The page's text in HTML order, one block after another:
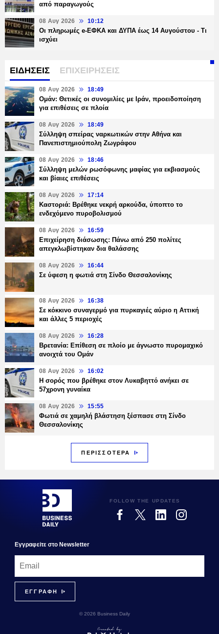
από παραγωγούς
08 Αυγ 2026 10:12
Οι πληρωμές e-ΕΦΚΑ και ΔΥΠΑ έως 14 Αυγούστου - Τι
ισχύει
ΕΙΔΗΣΕΙΣ ΕΠΙΧΕΙΡΗΣΕΙΣ
08 Αυγ 2026 18:49
Ομάν: Θετικές οι συνομιλίες με Ιράν, προειδοποίηση
για επιθέσεις σε πλοία
08 Αυγ 2026 18:49
Σύλληψη σπείρας ναρκωτικών στην Αθήνα και
Πανεπιστημιούπολη Ζωγράφου
08 Αυγ 2026 18:46
Σύλληψη μελών ρωσόφωνης μαφίας για εκβιασμούς
και βίαιες επιθέσεις
08 Αυγ 2026 17:14
Καστοριά: Βρέθηκε νεκρή αρκούδα, ύποπτο το
ενδεχόμενο πυροβολισμού
08 Αυγ 2026 16:59
Επιχείρηση διάσωσης: Πάνω από 250 πολίτες
απεγκλωβίστηκαν δια θαλάσσης
08 Αυγ 2026 16:44
Σε ύφεση η φωτιά στη Σίνδο Θεσσαλονίκης
08 Αυγ 2026 16:38
Σε κόκκινο συναγερμό για πυρκαγιές αύριο η Αττική
και άλλες 5 περιοχές
08 Αυγ 2026 16:28
Βρετανία: Επίθεση σε πλοίο με άγνωστο πυρομαχικό
ανοιχτά του Ομάν
08 Αυγ 2026 16:02
Η σορός που βρέθηκε στον Λυκαβηττό ανήκει σε
57χρονη γυναίκα
08 Αυγ 2026 15:55
Φωτιά σε χαμηλή βλάστηση ξέσπασε στη Σίνδο
Θεσσαλονίκης
ΠΕΡΙΣΣΟΤΕΡΑ
FOLLOW THE UPDATES
Εγγραφεiτε στο Newsletter
© 2026 Business Daily